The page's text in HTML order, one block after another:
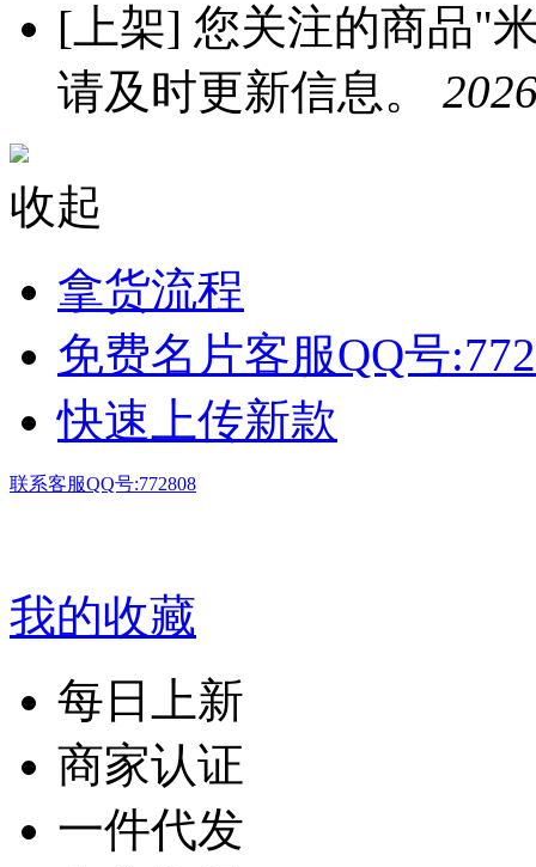
[上架] 您关注的商品"
请及时更新信息。
收起
拿货流程
免费名片客服QQ号
快速上传新款
联系客服QQ号:772808
我的收藏
每日上新
商家认证
一件代发